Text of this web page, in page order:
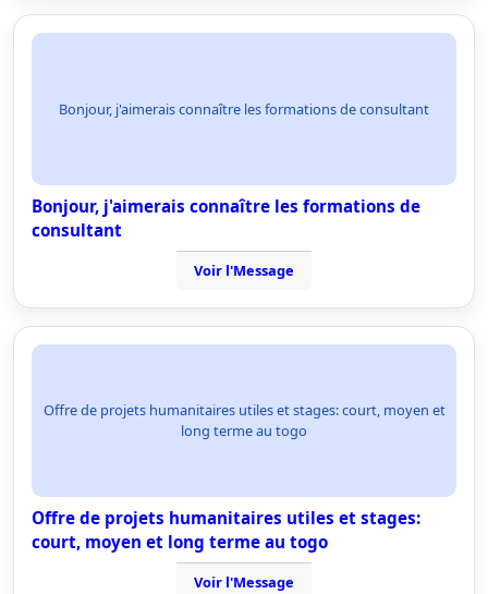
Bonjour, j'aimerais connaître les formations de consultant
Bonjour, j'aimerais connaître les formations de
consultant
Voir l'Message
Offre de projets humanitaires utiles et stages: court, moyen et
long terme au togo
Offre de projets humanitaires utiles et stages:
court, moyen et long terme au togo
Voir l'Message